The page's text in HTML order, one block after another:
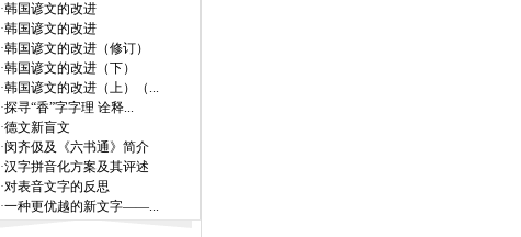
·韩国谚文的改进
·韩国谚文的改进
·韩国谚文的改进（修订）
·韩国谚文的改进（下）
·韩国谚文的改进（上）（...
·探寻“香”字字理 诠释...
·德文新盲文
·闵齐伋及《六书通》简介
·汉字拼音化方案及其评述
·对表音文字的反思
·一种更优越的新文字——...